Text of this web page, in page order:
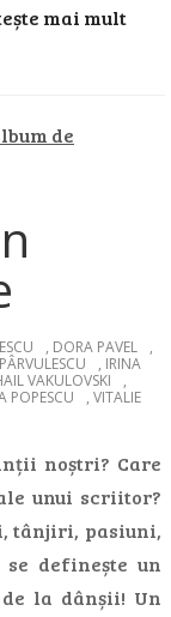
mai mult
, DORA PAVEL
,
, IRINA
VAKULOVSKI
,
POPESCU , VITALIE
noștri? Care
unui scriitor?
tânjiri, pasiuni,
definește un
la dânșii! Un